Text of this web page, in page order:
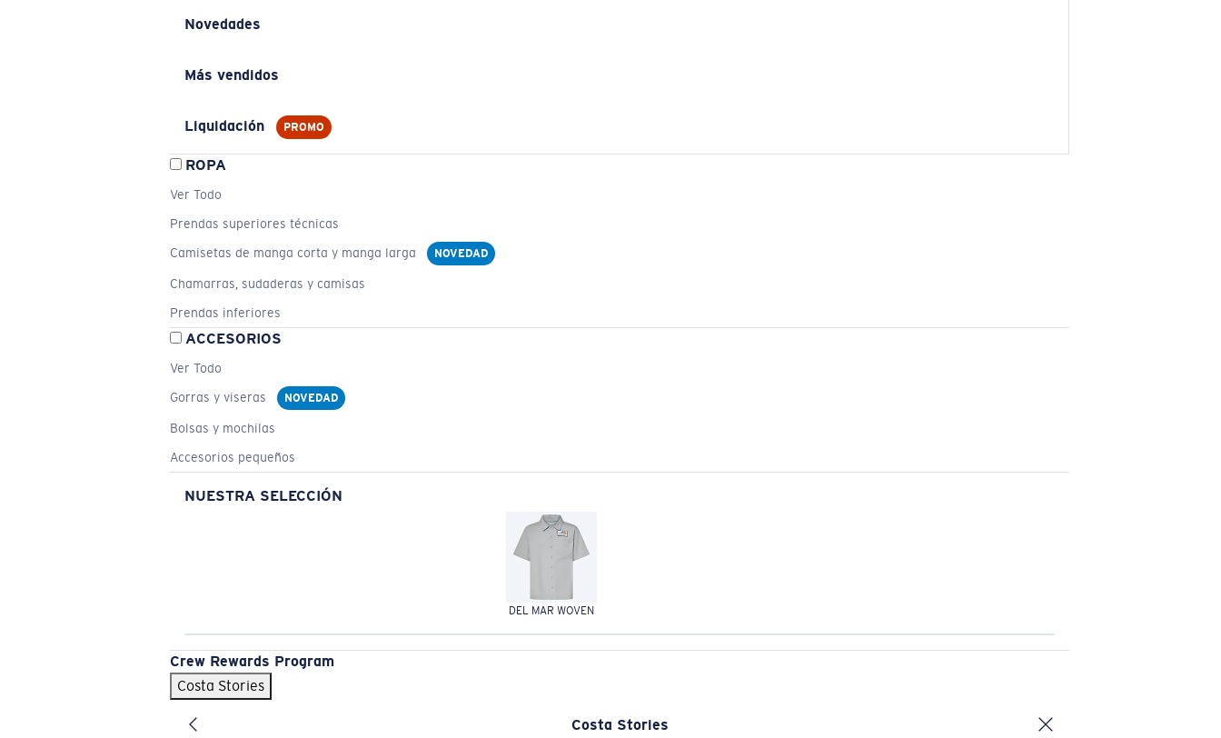
Novedades
Más vendidos
Liquidación PROMO
ROPA
Ver Todo
Prendas superiores técnicas
Camisetas de manga corta y manga larga
NOVEDAD
Chamarras, sudaderas y camisas
Prendas inferiores
ACCESORIOS
Ver Todo
Gorras y viseras
NOVEDAD
Bolsas y mochilas
Accesorios pequeños
NUESTRA SELECCIÓN
DEL MAR WOVEN
Crew Rewards Program
Costa Stories
Costa Stories